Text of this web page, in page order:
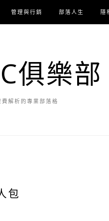
管理與行銷 部落人生 隱
俱樂部
解析的專業部落格
包